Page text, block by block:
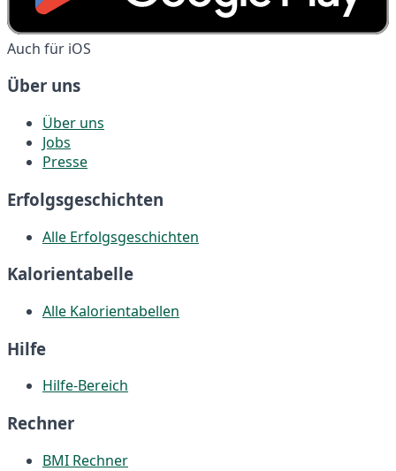
Auch für iOS
Über uns
Über uns
Jobs
Presse
Erfolgsgeschichten
Alle Erfolgsgeschichten
Kalorientabelle
Alle Kalorientabellen
Hilfe
Hilfe-Bereich
Rechner
BMI Rechner